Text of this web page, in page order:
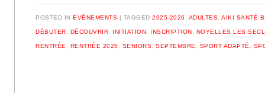
POSTED INEVÉNEMENTS TAGGED2025-2026 ADULTES ,AIKI SANTÉ
DÉBUTER DÉCOUVRIR INITIATION INSCRIPTION NOYELLES LES
RENTRÉE RENTRÉE 2025 SENIORS ,SEPTEMBRE SPORT ADAPTÉ